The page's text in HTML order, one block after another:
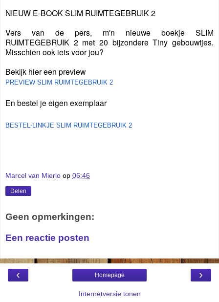
NIEUW E-BOOK SLIM RUIMTEGEBRUIK 2
Vers van de pers, m'n nieuwe boekje SLIM
RUIMTEGEBRUIK 2 met 20 bijzondere Tiny gebouwtjes.
Misschien ook iets voor jou?
Bekijk hier een preview
PREVIEW SLIM RUIMTEGEBRUIK 2
En bestel je eigen exemplaar
BESTEL-LINKJE SLIM RUIMTEGEBRUIK 2
Marcel van Mierlo op 06:46
Delen
Geen opmerkingen:
Een reactie posten
‹ ›
Homepage
Internetversie tonen